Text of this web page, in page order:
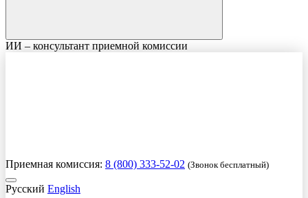
ИИ – консультант приемной комиссии
Приемная комиссия: 8 (800) 333-52-02 (Звонок бесплатный)
Русский English